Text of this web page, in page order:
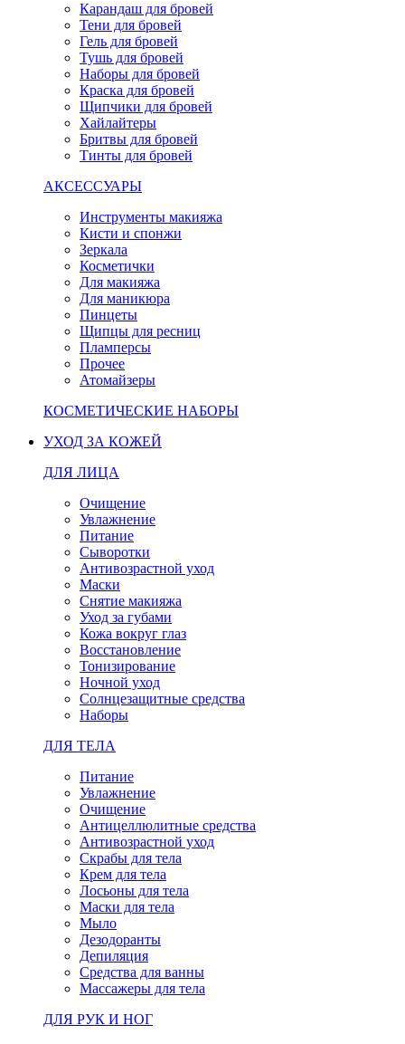
Карандаш для бровей
Тени для бровей
Гель для бровей
Тушь для бровей
Наборы для бровей
Краска для бровей
Щипчики для бровей
Хайлайтеры
Бритвы для бровей
Тинты для бровей
АКСЕССУАРЫ
Инструменты макияжа
Кисти и спонжи
Зеркала
Косметички
Для макияжа
Для маникюра
Пинцеты
Щипцы для ресниц
Пламперсы
Прочее
Атомайзеры
КОСМЕТИЧЕСКИЕ НАБОРЫ
УХОД ЗА КОЖЕЙ
ДЛЯ ЛИЦА
Очищение
Увлажнение
Питание
Сыворотки
Антивозрастной уход
Маски
Снятие макияжа
Уход за губами
Кожа вокруг глаз
Восстановление
Тонизирование
Ночной уход
Солнцезащитные средства
Наборы
ДЛЯ ТЕЛА
Питание
Увлажнение
Очищение
Антицеллюлитные средства
Антивозрастной уход
Скрабы для тела
Крем для тела
Лосьоны для тела
Маски для тела
Мыло
Дезодоранты
Депиляция
Средства для ванны
Массажеры для тела
ДЛЯ РУК И НОГ